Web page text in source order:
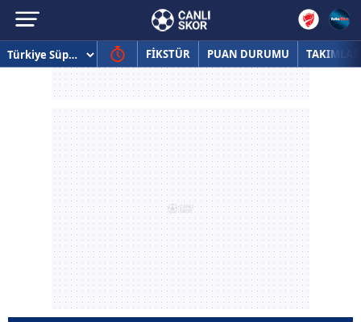
FİKSTÜR PUAN DURUMU TAKIMLAR